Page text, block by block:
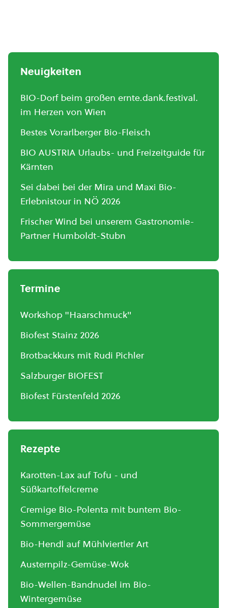
Neuigkeiten
BIO-Dorf beim großen ernte.dank.festival.
im Herzen von Wien
Bestes Vorarlberger Bio-Fleisch
BIO AUSTRIA Urlaubs- und Freizeitguide für
Kärnten
Sei dabei bei der Mira und Maxi Bio-
Erlebnistour in NÖ 2026
Frischer Wind bei unserem Gastronomie-
Partner Humboldt-Stubn
Termine
Workshop "Haarschmuck"
Biofest Stainz 2026
Brotbackkurs mit Rudi Pichler
Salzburger BIOFEST
Biofest Fürstenfeld 2026
Rezepte
Karotten-Lax auf Tofu - und
Süßkartoffelcreme
Cremige Bio-Polenta mit buntem Bio-
Sommergemüse
Bio-Hendl auf Mühlviertler Art
Austernpilz-Gemüse-Wok
Bio-Wellen-Bandnudel im Bio-
Wintergemüse